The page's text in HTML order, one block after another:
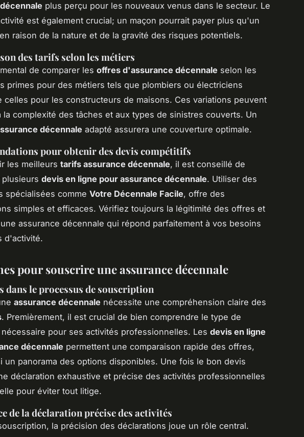
plus perçu pour les nouveaux venus dans le secteur. Le
est également crucial; un maçon pourrait payer plus qu'un
raison de la nature et de la gravité des risques potentiels.
des tarifs selon les métiers
de comparer les offres d'assurance décennale selon les
primes pour des métiers tels que plombiers ou électriciens
celles pour les constructeurs de maisons. Ces variations peuvent
la complexité des tâches et aux types de sinistres couverts. Un
décennale adapté assurera une couverture optimale.
pour obtenir des devis compétitifs
les meilleurs tarifs assurance décennale, il est conseillé de
devis en ligne pour assurance décennale. Utiliser des
spécialisées comme Votre Décennale Facile, offre des
simples et efficaces. Vérifiez toujours la légitimité des offres et
assurance décennale qui répond parfaitement à vos besoins
d'activité.
pour souscrire une assurance décennale
dans le processus de souscription
assurance décennale nécessite une compréhension claire des
. Premièrement, il est crucial de bien comprendre le type de
pour ses activités professionnelles. Les devis en ligne
décennale permettent une comparaison rapide des offres,
un panorama des options disponibles. Une fois le bon devis
déclaration exhaustive et précise des activités professionnelles
pour éviter tout litige.
de la déclaration précise des activités
la précision des déclarations joue un rôle central.